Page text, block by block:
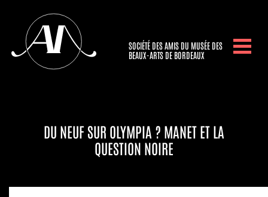
SOCIÉTÉ DES AMIS DU MUSÉE DES
BEAUX-ARTS DE BORDEAUX
DU NEUF SUR OLYMPIA ? MANET ET LA
QUESTION NOIRE